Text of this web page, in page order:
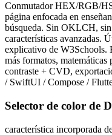
Conmutador HEX/RGB/
página enfocada en
búsqueda. Sin OKLCH, sin
características avanzadas.
explicativo de W3Schools.
más formatos, matemáticas
contraste + CVD,
/ SwiftUI / Compose /
Selector de color de
característica incorporada